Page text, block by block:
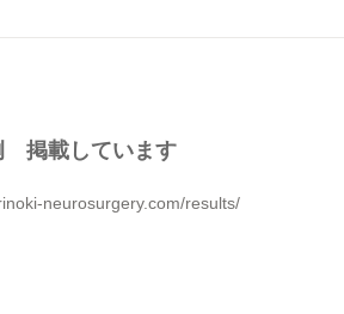
掲載しています
neurosurgery.com/results/